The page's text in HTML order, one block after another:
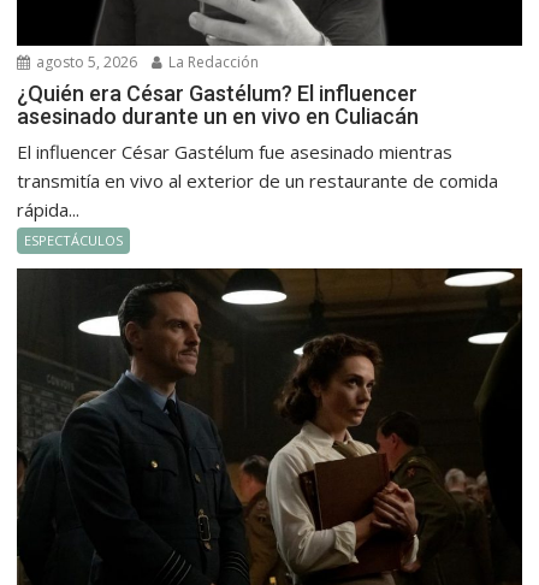
agosto 5, 2026 La Redacción
¿Quién era César Gastélum? El influencer
asesinado durante un en vivo en Culiacán
El influencer César Gastélum fue asesinado mientras
transmitía en vivo al exterior de un restaurante de comida
rápida...
ESPECTÁCULOS